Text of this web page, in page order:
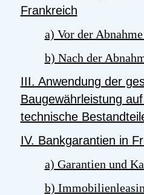
Frankreich
a) Vor der
b) Nach der
III. Anwendung der
Baugewährleistung
technische
IV. Bankgarantien in
a) Garantien und
b)